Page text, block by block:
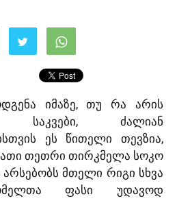
იმაზე, თუ რა არის
საკვები, ძალიან
ეს წითელი თევზია,
თეთრი თირკმელა სოკო
მთელი რიგი სხვა
ფასი უდავოდ